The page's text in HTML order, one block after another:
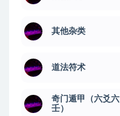
其他杂类
道法符术
奇门遁甲（六爻六
壬）